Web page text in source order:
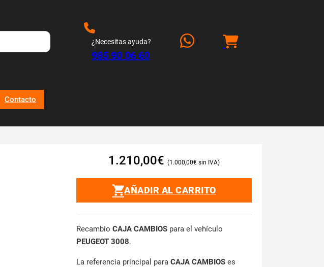
¿Necesitas ayuda?
985 90 06 60
Contacto
1.210,00€ 1.000,00€
AÑADIR AL CARRITO
Recambio CAJA CAMBIOS para el vehículo
PEUGEOT 3008.
La referencia principal para CAJA CAMBIOS es